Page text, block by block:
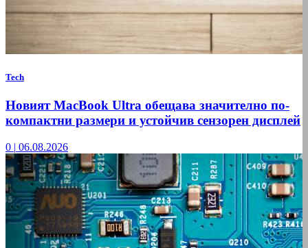
Tech
Новият MacBook Ultra обещава значително по-
компактни размери и устойчив сензорен дисплей
0 | 06.08.2026